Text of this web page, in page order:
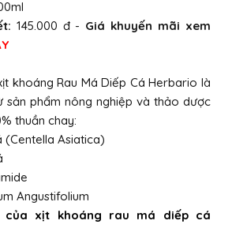
145.000 đ - Giá khuyến mãi xem
khoáng Rau Má Diếp Cá Herbario là
sản phẩm nông nghiệp và thảo dược
thuần chay:
(Centella Asiatica)
Angustifolium
của xịt khoáng rau má diếp cá